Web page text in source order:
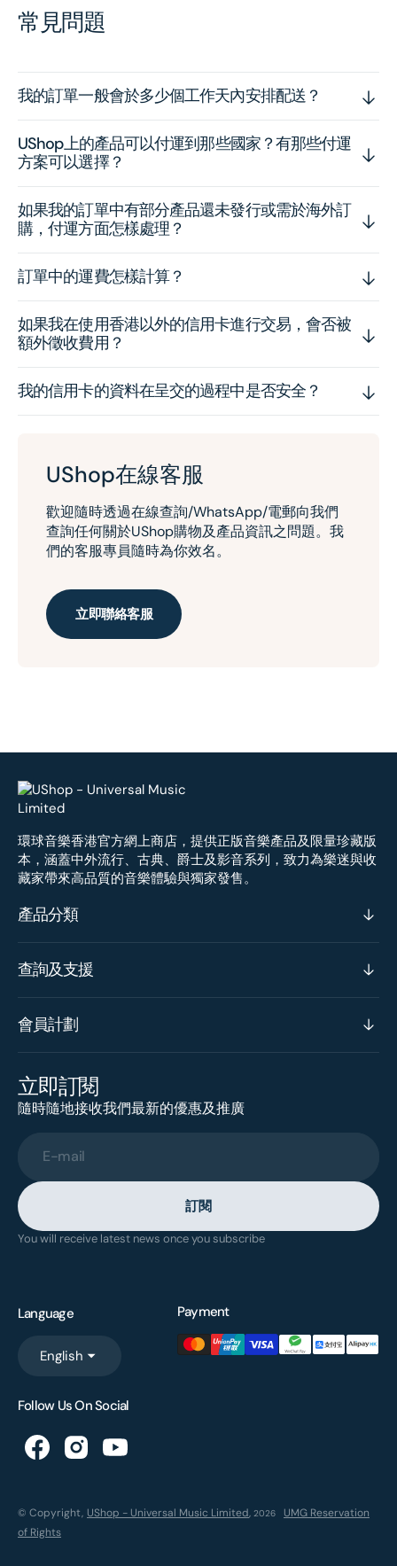
常見問題
我的訂單一般會於多少個工作天內安排配送？
UShop上的產品可以付運到那些國家？有那些付運
方案可以選擇？
如果我的訂單中有部分產品還未發行或需於海外訂
購，付運方面怎樣處理？
訂單中的運費怎樣計算？
如果我在使用香港以外的信用卡進行交易，會否被
額外徵收費用？
我的信用卡的資料在呈交的過程中是否安全？
UShop在線客服
歡迎隨時透過在線查詢/WhatsApp/電郵向我們
查詢任何關於UShop購物及產品資訊之問題。我
們的客服專員隨時為你效名。
立即聯絡客服
環球音樂香港官方網上商店，提供正版音樂產品及限量珍藏版
本，涵蓋中外流行、古典、爵士及影音系列，致力為樂迷與收
藏家帶來高品質的音樂體驗與獨家發售。
產品分類
查詢及支援
會員計劃
立即訂閱
隨時隨地接收我們最新的優惠及推廣
E-mail
訂閱
You will receive latest news once you subscribe
Language
English
Payment
Follow Us On Social
© Copyright, UShop - Universal Music Limited, 2026
UMG Reservation
of Rights